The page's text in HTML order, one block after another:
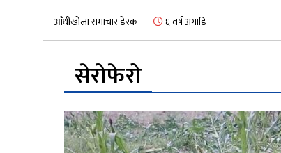
आँधीखोला समाचार डेस्क ६ वर्ष अगाडि
सेरोफेरो